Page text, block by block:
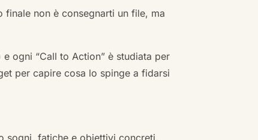
non è consegnarti un file, ma
ogni “Call to Action” è studiata per
per capire cosa lo spinge a fidarsi
sogni, fatiche e obiettivi concreti.